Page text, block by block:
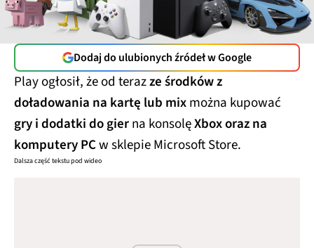
Dodaj do ulubionych źródeł w Google
Play ogłosił, że od terazze środków z
doładowania na kartę lub mixmożna kupować
gry i dodatki do gierna konsolęXbox oraz na
komputery PCw sklepie Microsoft Store.
Dalsza część tekstu pod wideo